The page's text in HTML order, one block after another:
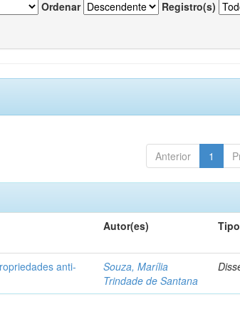
Ordenar Registro(s)
Anterior 1
Autor(es) Tipo
anti-
Souza, Marília
Trindade de Santana